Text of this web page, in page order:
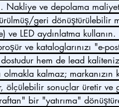
Nakliye ve depolama
geri dönüştürülebilir
ve LED aydınlatma
ve kataloglarınızı "e-
hem de lead
olmakla kalmaz; markanızın
ölçülebilir sonuçlar üretir ve
bir "yatırıma"